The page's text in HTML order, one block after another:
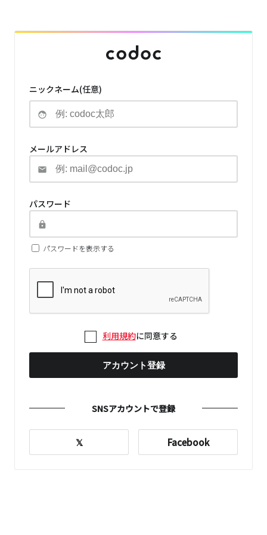
ニックネーム(任意)
メールアドレス
パスワード
パスワードを表示する
利用規約に同意する
アカウント登録
SNSアカウントで登録
𝕏 Facebook